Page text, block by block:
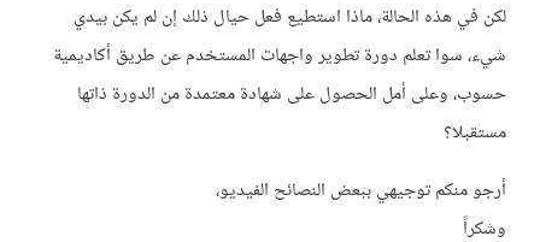
لكن في هذه الحالة، ماذا استطيع فعل حيال ذلك إن لم يكن بيدي
شيء، سوا تعلم دورة تطوير واجهات المستخدم عن طريق أكاديمية
حسوب، وعلى أمل الحصول على شهادة معتمدة من الدورة ذاتها
مستقبلا؟
أرجو منكم توجيهي ببعض النصائح الفيديو،
وشكراً